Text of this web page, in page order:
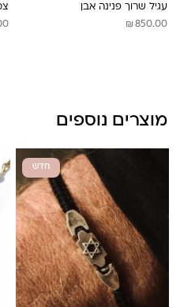
עגיל שרוך פנינה אבן
₪ 850.00
מוצרים נוספים
חדש